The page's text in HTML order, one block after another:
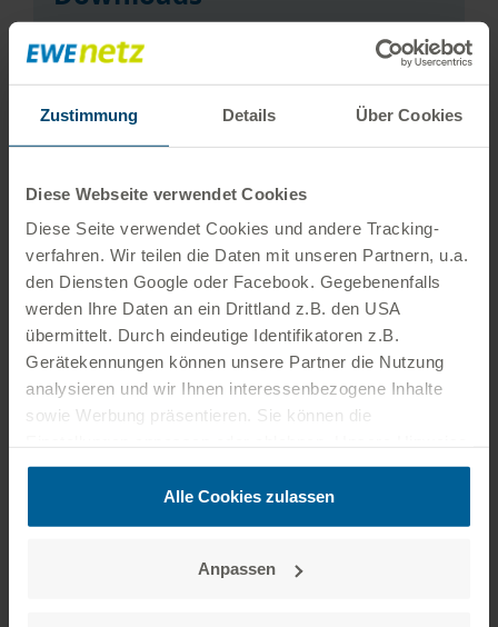
Zustimmung Details Über Cookies
Diese Webseite verwendet Cookies
Diese Seite verwendet Cookies und andere Tracking­
verfahren. Wir teilen die Daten mit unseren Partnern, u.a.
den Diensten Google oder Facebook. Gegebenenfalls
werden Ihre Daten an ein Drittland z.B. den USA
übermittelt. Durch eindeutige Identifikatoren z.B.
Gerätekennungen können unsere Partner die Nutzung
analysieren und wir Ihnen interessenbezogene Inhalte
sowie Werbung präsentieren. Sie können die
zum Datenschutz finden Sie auf derDatenschutzseite.
Zusätzlich können Sie unter folgendem Link das
Impressum aufrufen:zum Impressum
Alle Cookies zulassen
Anpassen
Meldung zum selbstverbrauchten Strom
in 2025
Meldeformular unterjährige
Privilegierung von Letztverbrauchern
(2026)
PDF 1,3 MB
Netznutzungsvertrag Strom
PDF 136 KB
Muster Kontaktdatenblatt Netznutzer
Strom
XLSX 15 KB